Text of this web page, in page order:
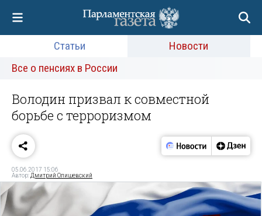
Статьи
Новости
Все о пенсиях в России
Володин призвал к совместной
борьбе с терроризмом
05.06.2017 15:06
Автор: Дмитрий Олишевский